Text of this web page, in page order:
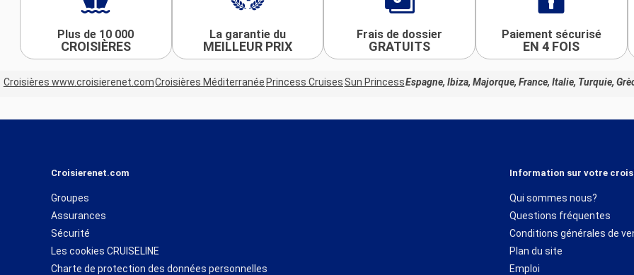
Plus de 10 000
CROISIÈRES
La garantie du
MEILLEUR PRIX
Frais de dossier
GRATUITS
Paiement sécurisé
EN 4 FOIS
Croisières www.croisierenet.comCroisières Méditerranée Princess CruisesSun PrincessEspagne, Ibiza, Majorque, France, Italie, Turquie,
Croisierenet.com
Groupes
Assurances
Sécurité
Les cookies CRUISELINE
Charte de protection des données personnelles
Information sur votre
Qui sommes nous?
Questions fréquentes
Conditions générales de
Plan du site
Emploi